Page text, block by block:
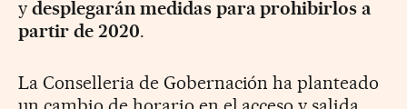
y desplegarán medidas para prohibirlos a
partir de 2020.
La Conselleria de Gobernación ha planteado